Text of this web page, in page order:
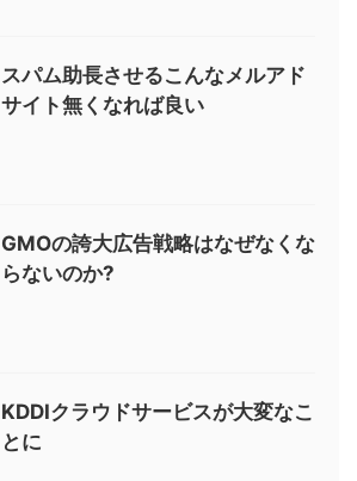
スパム助長させるこんなメルアド
サイト無くなれば良い
GMOの誇大広告戦略はなぜなくな
らないのか?
KDDIクラウドサービスが大変なこ
とに